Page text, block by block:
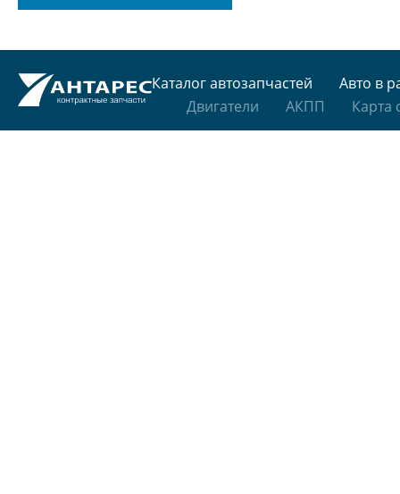
Каталог автозапчастей
Авто в
Двигатели
АКПП Карта